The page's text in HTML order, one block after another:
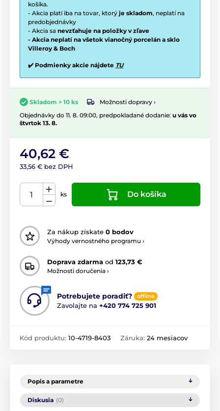
košíka.
- Akcia platí iba na tovar, ktorý je skladom, neplatí na
predobjednávky
- Akcia sa nevzťahuje na položky v zľave
- Akcia neplatí na všetok vianočný porcelán a sklo
Villeroy & Boch
✔️ Podmienky akcie nájdete TU
Skladom > 10 ks
Možnosti dopravy ›
Objednávky do 11. 8. 09:00, predpokladané dodanie: u vás vo
štvrtok 13. 8.
40,62 €
33,56 € bez DPH
ks Do košíka
Za nákup získate 0 bodov
Výhody vernostného programu ›
Doprava zdarma od 123,73 €
Možnosti doručenia ›
Potrebujete poradiť? offline
Zavolajte na +420 774 725 901
Kód produktu: 10-4719-8403 Záruka: 24 mesiacov
Popis a parametre
Diskusia (0)